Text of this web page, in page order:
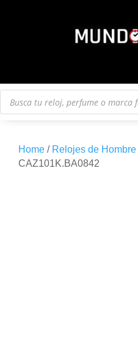
Búsqueda
Home / Relojes de Hombre
CAZ101K.BA0842